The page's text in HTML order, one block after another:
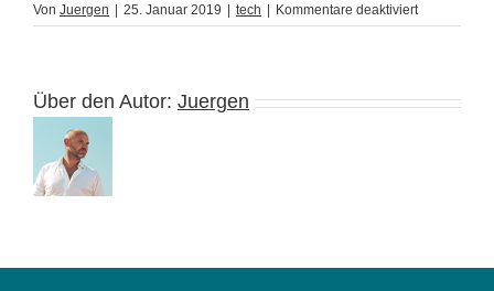
Von Juergen 25. Januar 2019 tech Kommentare deaktiviertfür
Gruppierte
Alexa
Über den Autor: Juergen